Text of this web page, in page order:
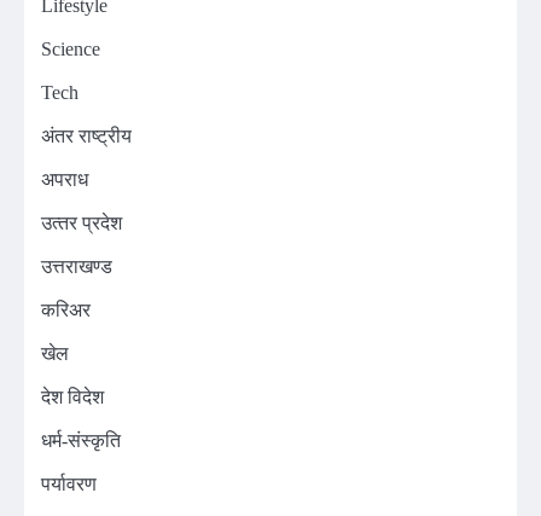
Lifestyle
Science
Tech
अंतर राष्ट्रीय
अपराध
उत्‍तर प्रदेश
उत्तराखण्ड
करिअर
खेल
देश विदेश
धर्म-संस्कृति
पर्यावरण